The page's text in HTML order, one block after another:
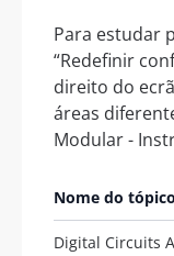
Para estudar
“Redefinir
direito do
áreas
Modular -
Nome do tópico
Digital Circuits